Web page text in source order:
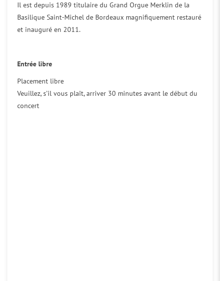
Il est depuis 1989 titulaire du Grand Orgue Merklin de la
Basilique Saint-Michel de Bordeaux magnifiquement restauré
et inauguré en 2011.
Entrée libre
Placement libre
Veuillez, s’il vous plaît, arriver 30 minutes avant le début du
concert